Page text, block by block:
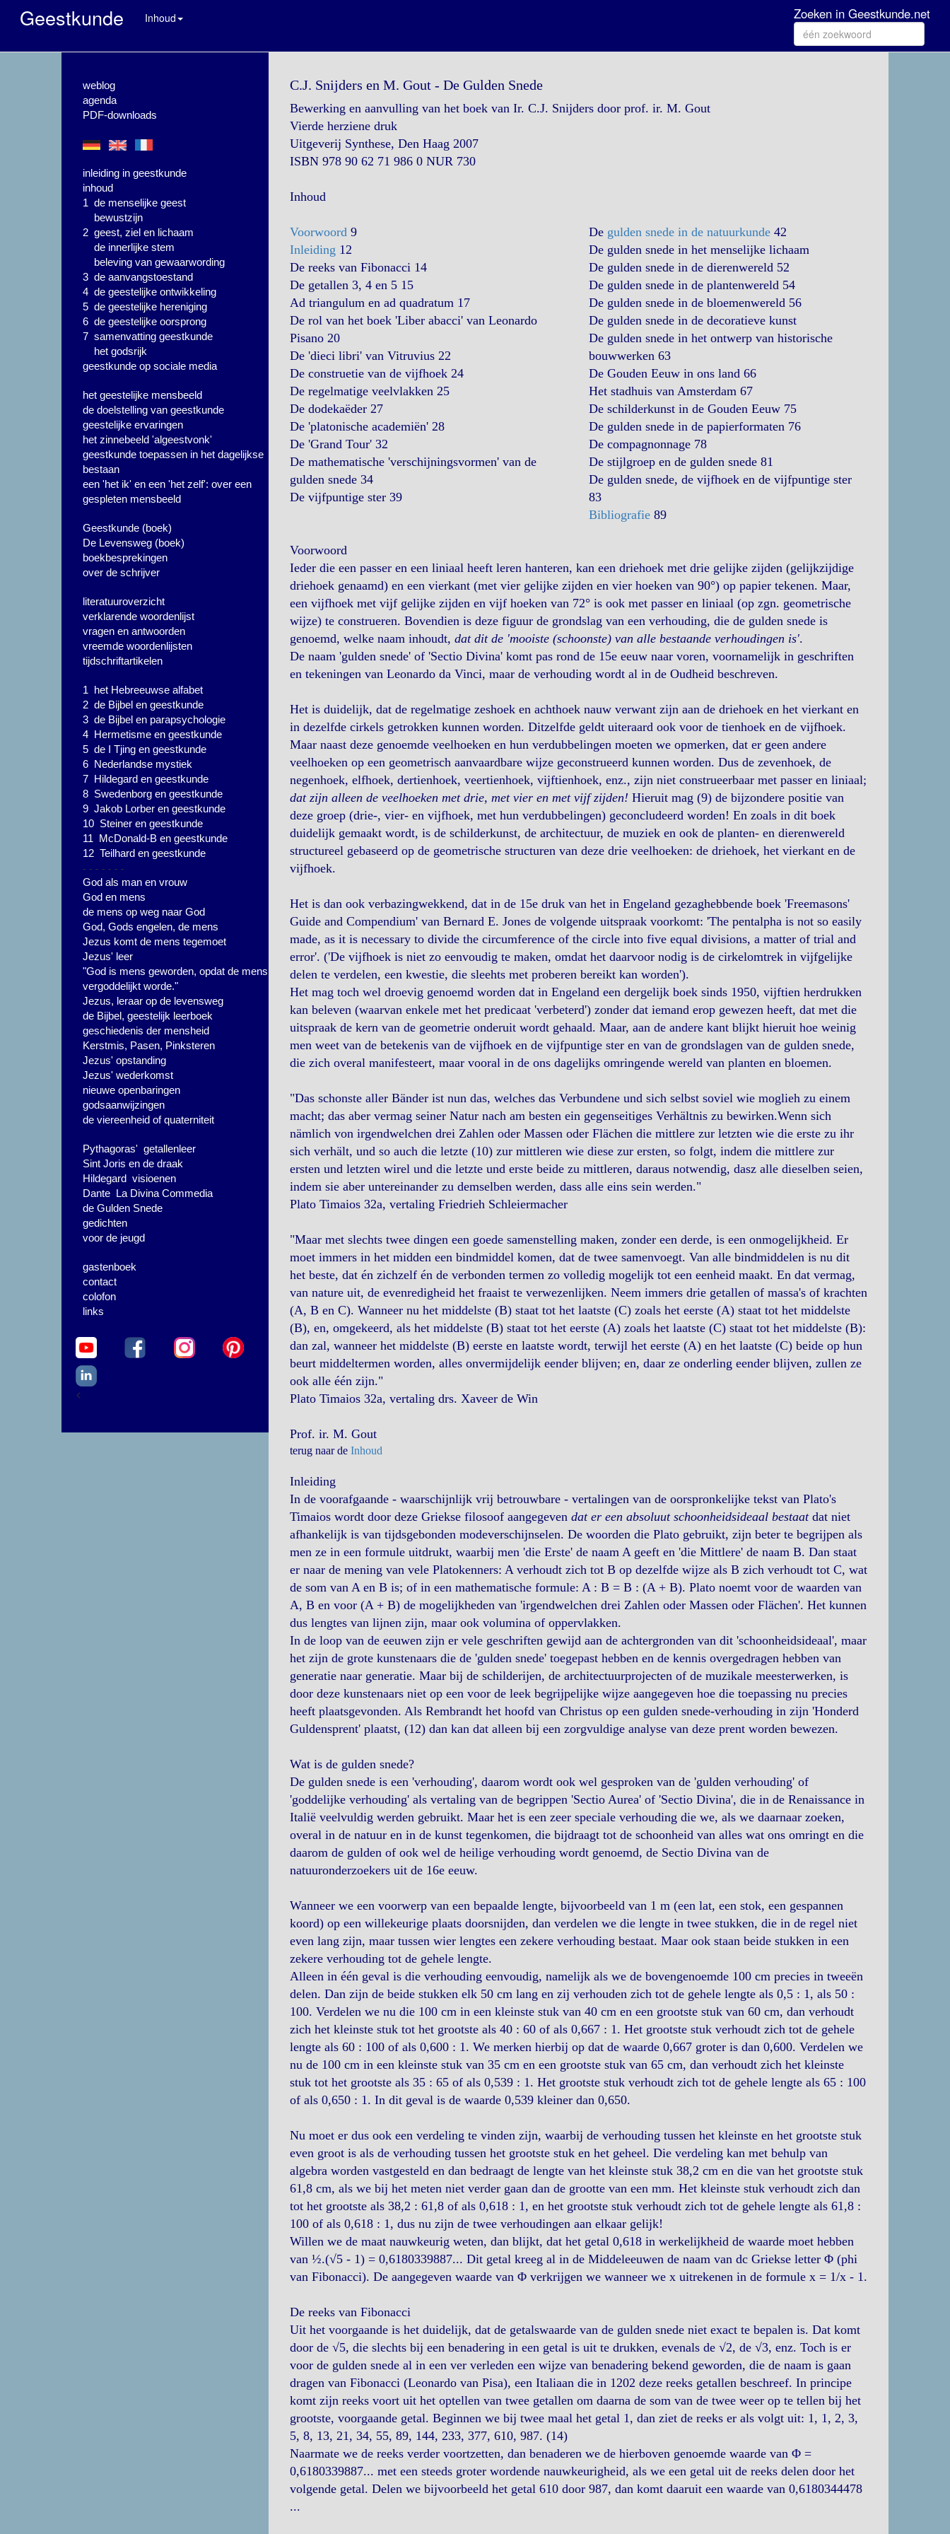
Geestkunde Inhoud Zoeken in Geestkunde.net
weblog
agenda
PDF-downloads
inleiding in geestkunde
inhoud
1 de menselijke geest
bewustzijn
2 geest, ziel en lichaam
de innerlijke stem
beleving van gewaarwording
3 de aanvangstoestand
4 de geestelijke ontwikkeling
5 de geestelijke hereniging
6 de geestelijke oorsprong
7 samenvatting geestkunde
het godsrijk
geestkunde op sociale media
het geestelijke mensbeeld
de doelstelling van geestkunde
geestelijke ervaringen
het zinnebeeld 'algeestvonk'
geestkunde toepassen in het dagelijkse
bestaan
een 'het ik' en een 'het zelf': over een
gespleten mensbeeld
Geestkunde (boek)
De Levensweg (boek)
boekbesprekingen
over de schrijver
literatuuroverzicht
verklarende woordenlijst
vragen en antwoorden
vreemde woordenlijsten
tijdschriftartikelen
1 het Hebreeuwse alfabet
2 de Bijbel en geestkunde
3 de Bijbel en parapsychologie
4 Hermetisme en geestkunde
5 de I Tjing en geestkunde
6 Nederlandse mystiek
7 Hildegard en geestkunde
8 Swedenborg en geestkunde
9 Jakob Lorber en geestkunde
10 Steiner en geestkunde
11 McDonald-B en geestkunde
12 Teilhard en geestkunde
- - - - - - -
God als man en vrouw
God en mens
de mens op weg naar God
God, Gods engelen, de mens
Jezus komt de mens tegemoet
Jezus' leer
"God is mens geworden, opdat de mens
vergoddelijkt worde."
Jezus, leraar op de levensweg
de Bijbel, geestelijk leerboek
geschiedenis der mensheid
Kerstmis, Pasen, Pinksteren
Jezus' opstanding
Jezus' wederkomst
nieuwe openbaringen
godsaanwijzingen
de viereenheid of quaterniteit
Pythagoras' getallenleer
Sint Joris en de draak
Hildegard visioenen
Dante La Divina Commedia
de Gulden Snede
gedichten
voor de jeugd
gastenboek
contact
colofon
links
<
C.J. Snijders en M. Gout - De Gulden Snede
Bewerking en aanvulling van het boek van Ir. C.J. Snijders door prof. ir. M. Gout
Vierde herziene druk
Uitgeverij Synthese, Den Haag 2007
ISBN 978 90 62 71 986 0 NUR 730
Inhoud
Voorwoord9
Inleiding 12
De reeks van Fibonacci 14
De getallen 3, 4 en 5 15
Ad triangulum en ad quadratum 17
De rol van het boek 'Liber abacci' van Leonardo
Pisano 20
De 'dieci libri' van Vitruvius 22
De construetie van de vijfhoek 24
De regelmatige veelvlakken 25
De dodekaëder 27
De 'platonische academiën' 28
De 'Grand Tour' 32
De mathematische 'verschijningsvormen' van de
gulden snede 34
De vijfpuntige ster 39
De gulden snede in de natuurkunde 42
De gulden snede in het menselijke lichaam
De gulden snede in de dierenwereld 52
De gulden snede in de plantenwereld 54
De gulden snede in de bloemenwereld 56
De gulden snede in de decoratieve kunst
De gulden snede in het ontwerp van historische
bouwwerken 63
De Gouden Eeuw in ons land 66
Het stadhuis van Amsterdam 67
De schilderkunst in de Gouden Eeuw 75
De gulden snede in de papierformaten 76
De compagnonnage 78
De stijlgroep en de gulden snede 81
De gulden snede, de vijfhoek en de vijfpuntige ster
83
Bibliografie 89
Voorwoord
Ieder die een passer en een liniaal heeft leren hanteren, kan een driehoek met drie gelijke zijden (gelijkzijdige
driehoek genaamd) en een vierkant (met vier gelijke zijden en vier hoeken van 90°) op papier tekenen. Maar,
een vijfhoek met vijf gelijke zijden en vijf hoeken van 72° is ook met passer en liniaal (op zgn. geometrische
wijze) te construeren. Bovendien is deze figuur de grondslag van een verhouding, die de gulden snede is
genoemd, welke naam inhoudt, dat dit de 'mooiste (schoonste) van alle bestaande verhoudingen is'.
De naam 'gulden snede' of 'Sectio Divina' komt pas rond de 15e eeuw naar voren, voornamelijk in geschriften
en tekeningen van Leonardo da Vinci, maar de verhouding wordt al in de Oudheid beschreven.
Het is duidelijk, dat de regelmatige zeshoek en achthoek nauw verwant zijn aan de driehoek en het vierkant en
in dezelfde cirkels getrokken kunnen worden. Ditzelfde geldt uiteraard ook voor de tienhoek en de vijfhoek.
Maar naast deze genoemde veelhoeken en hun verdubbelingen moeten we opmerken, dat er geen andere
veelhoeken op een geometrisch aanvaardbare wijze geconstrueerd kunnen worden. Dus de zevenhoek, de
negenhoek, elfhoek, dertienhoek, veertienhoek, vijftienhoek, enz., zijn niet construeerbaar met passer en liniaal;
dat zijn alleen de veelhoeken met drie, met vier en met vijf zijden! Hieruit mag (9) de bijzondere positie van
deze groep (drie-, vier- en vijfhoek, met hun verdubbelingen) geconcludeerd worden! En zoals in dit boek
duidelijk gemaakt wordt, is de schilderkunst, de architectuur, de muziek en ook de planten- en dierenwereld
structureel gebaseerd op de geometrische structuren van deze drie veelhoeken: de driehoek, het vierkant en de
vijfhoek.
Het is dan ook verbazingwekkend, dat in de 15e druk van het in Engeland gezaghebbende boek 'Freemasons'
Guide and Compendium' van Bernard E. Jones de volgende uitspraak voorkomt: 'The pentalpha is not so easily
made, as it is necessary to divide the circumference of the circle into five equal divisions, a matter of trial and
error'. ('De vijfhoek is niet zo eenvoudig te maken, omdat het daarvoor nodig is de cirkelomtrek in vijfgelijke
delen te verdelen, een kwestie, die sleehts met proberen bereikt kan worden').
Het mag toch wel droevig genoemd worden dat in Engeland een dergelijk boek sinds 1950, vijftien herdrukken
kan beleven (waarvan enkele met het predicaat 'verbeterd') zonder dat iemand erop gewezen heeft, dat met die
uitspraak de kern van de geometrie onderuit wordt gehaald. Maar, aan de andere kant blijkt hieruit hoe weinig
men weet van de betekenis van de vijfhoek en de vijfpuntige ster en van de grondslagen van de gulden snede,
die zich overal manifesteert, maar vooral in de ons dagelijks omringende wereld van planten en bloemen.
"Das schonste aller Bänder ist nun das, welches das Verbundene und sich selbst soviel wie moglieh zu einem
macht; das aber vermag seiner Natur nach am besten ein gegenseitiges Verhältnis zu bewirken.Wenn sich
nämlich von irgendwelchen drei Zahlen oder Massen oder Flächen die mittlere zur letzten wie die erste zu ihr
sich verhält, und so auch die letzte (10) zur mittleren wie diese zur ersten, so folgt, indem die mittlere zur
ersten und letzten wirel und die letzte und erste beide zu mittleren, daraus notwendig, dasz alle dieselben seien,
indem sie aber untereinander zu demselben werden, dass alle eins sein werden."
Plato Timaios 32a, vertaling Friedrieh Schleiermacher
"Maar met slechts twee dingen een goede samenstelling maken, zonder een derde, is een onmogelijkheid. Er
moet immers in het midden een bindmiddel komen, dat de twee samenvoegt. Van alle bindmiddelen is nu dit
het beste, dat én zichzelf én de verbonden termen zo volledig mogelijk tot een eenheid maakt. En dat vermag,
van nature uit, de evenredigheid het fraaist te verwezenlijken. Neem immers drie getallen of massa's of krachten
(A, B en C). Wanneer nu het middelste (B) staat tot het laatste (C) zoals het eerste (A) staat tot het middelste
(B), en, omgekeerd, als het middelste (B) staat tot het eerste (A) zoals het laatste (C) staat tot het middelste (B):
dan zal, wanneer het middelste (B) eerste en laatste wordt, terwijl het eerste (A) en het laatste (C) beide op hun
beurt middeltermen worden, alles onvermijdelijk eender blijven; en, daar ze onderling eender blijven, zullen ze
ook alle één zijn."
Plato Timaios 32a, vertaling drs. Xaveer de Win
Prof. ir. M. Gout
terug naar de Inhoud
Inleiding
In de voorafgaande - waarschijnlijk vrij betrouwbare - vertalingen van de oorspronkelijke tekst van Plato's
Timaios wordt door deze Griekse filosoof aangegeven dat er een absoluut schoonheidsideaal bestaatdat niet
afhankelijk is van tijdsgebonden modeverschijnselen. De woorden die Plato gebruikt, zijn beter te begrijpen als
men ze in een formule uitdrukt, waarbij men 'die Erste' de naam A geeft en 'die Mittlere' de naam B. Dan staat
er naar de mening van vele Platokenners: A verhoudt zich tot B op dezelfde wijze als B zich verhoudt tot C, wat
de som van A en B is; of in een mathematische formule: A : B = B : (A + B). Plato noemt voor de waarden van
A, B en voor (A + B) de mogelijkheden van 'irgendwelchen drei Zahlen oder Massen oder Flächen'. Het kunnen
dus lengtes van lijnen zijn, maar ook volumina of oppervlakken.
In de loop van de eeuwen zijn er vele geschriften gewijd aan de achtergronden van dit 'schoonheidsideaal', maar
het zijn de grote kunstenaars die de 'gulden snede' toegepast hebben en de kennis overgedragen hebben van
generatie naar generatie. Maar bij de schilderijen, de architectuurprojecten of de muzikale meesterwerken, is
door deze kunstenaars niet op een voor de leek begrijpelijke wijze aangegeven hoe die toepassing nu precies
heeft plaatsgevonden. Als Rembrandt het hoofd van Christus op een gulden snede-verhouding in zijn 'Honderd
Guldensprent' plaatst, (12) dan kan dat alleen bij een zorgvuldige analyse van deze prent worden bewezen.
Wat is de gulden snede?
De gulden snede is een 'verhouding', daarom wordt ook wel gesproken van de 'gulden verhouding' of
'goddelijke verhouding' als vertaling van de begrippen 'Sectio Aurea' of 'Sectio Divina', die in de Renaissance in
Italië veelvuldig werden gebruikt. Maar het is een zeer speciale verhouding die we, als we daarnaar zoeken,
overal in de natuur en in de kunst tegenkomen, die bijdraagt tot de schoonheid van alles wat ons omringt en die
daarom de gulden of ook wel de heilige verhouding wordt genoemd, de Sectio Divina van de
natuuronderzoekers uit de 16e eeuw.
Wanneer we een voorwerp van een bepaalde lengte, bijvoorbeeld van 1 m (een lat, een stok, een gespannen
koord) op een willekeurige plaats doorsnijden, dan verdelen we die lengte in twee stukken, die in de regel niet
even lang zijn, maar tussen wier lengtes een zekere verhouding bestaat. Maar ook staan beide stukken in een
zekere verhouding tot de gehele lengte.
Alleen in één geval is die verhouding eenvoudig, namelijk als we de bovengenoemde 100 cm precies in tweeën
delen. Dan zijn de beide stukken elk 50 cm lang en zij verhouden zich tot de gehele lengte als 0,5 : 1, als 50 :
100. Verdelen we nu die 100 cm in een kleinste stuk van 40 cm en een grootste stuk van 60 cm, dan verhoudt
zich het kleinste stuk tot het grootste als 40 : 60 of als 0,667 : 1. Het grootste stuk verhoudt zich tot de gehele
lengte als 60 : 100 of als 0,600 : 1. We merken hierbij op dat de waarde 0,667 groter is dan 0,600. Verdelen we
nu de 100 cm in een kleinste stuk van 35 cm en een grootste stuk van 65 cm, dan verhoudt zich het kleinste
stuk tot het grootste als 35 : 65 of als 0,539 : 1. Het grootste stuk verhoudt zich tot de gehele lengte als 65 : 100
of als 0,650 : 1. In dit geval is de waarde 0,539 kleiner dan 0,650.
Nu moet er dus ook een verdeling te vinden zijn, waarbij de verhouding tussen het kleinste en het grootste stuk
even groot is als de verhouding tussen het grootste stuk en het geheel. Die verdeling kan met behulp van
algebra worden vastgesteld en dan bedraagt de lengte van het kleinste stuk 38,2 cm en die van het grootste stuk
61,8 cm, als we bij het meten niet verder gaan dan de grootte van een mm. Het kleinste stuk verhoudt zich dan
tot het grootste als 38,2 : 61,8 of als 0,618 : 1, en het grootste stuk verhoudt zich tot de gehele lengte als 61,8 :
100 of als 0,618 : 1, dus nu zijn de twee verhoudingen aan elkaar gelijk!
Willen we de maat nauwkeurig weten, dan blijkt, dat het getal 0,618 in werkelijkheid de waarde moet hebben
van ½.(√5 - 1) = 0,6180339887... Dit getal kreeg al in de Middeleeuwen de naam van dc Griekse letter Φ (phi
van Fibonacci). De aangegeven waarde van Φ verkrijgen we wanneer we x uitrekenen in de formule x = 1/x - 1.
De reeks van Fibonacci
Uit het voorgaande is het duidelijk, dat de getalswaarde van de gulden snede niet exact te bepalen is. Dat komt
door de √5, die slechts bij een benadering in een getal is uit te drukken, evenals de √2, de √3, enz. Toch is er
voor de gulden snede al in een ver verleden een wijze van benadering bekend geworden, die de naam is gaan
dragen van Fibonacci (Leonardo van Pisa), een Italiaan die in 1202 deze reeks getallen beschreef. In principe
komt zijn reeks voort uit het optellen van twee getallen om daarna de som van de twee weer op te tellen bij het
grootste, voorgaande getal. Beginnen we bij twee maal het getal 1, dan ziet de reeks er als volgt uit: 1, 1, 2, 3,
5, 8, 13, 21, 34, 55, 89, 144, 233, 377, 610, 987. (14)
Naarmate we de reeks verder voortzetten, dan benaderen we de hierboven genoemde waarde van Φ =
0,6180339887... met een steeds groter wordende nauwkeurigheid, als we een getal uit de reeks delen door het
volgende getal. Delen we bijvoorbeeld het getal 610 door 987, dan komt daaruit een waarde van 0,6180344478
...